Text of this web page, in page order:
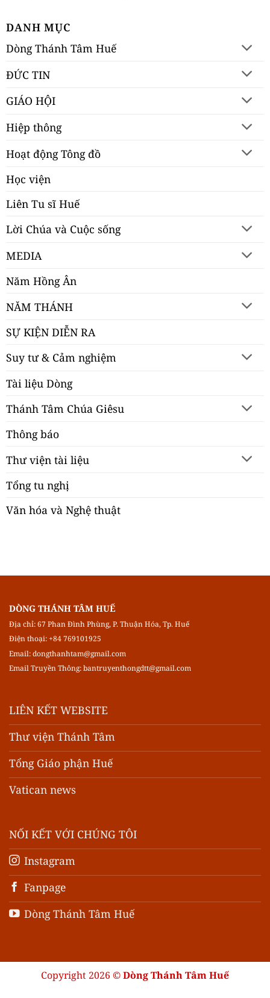
DANH MỤC
Dòng Thánh Tâm Huế
ĐỨC TIN
GIÁO HỘI
Hiệp thông
Hoạt động Tông đồ
Học viện
Liên Tu sĩ Huế
Lời Chúa và Cuộc sống
MEDIA
Năm Hồng Ân
NĂM THÁNH
SỰ KIỆN DIỄN RA
Suy tư & Cảm nghiệm
Tài liệu Dòng
Thánh Tâm Chúa Giêsu
Thông báo
Thư viện tài liệu
Tổng tu nghị
Văn hóa và Nghệ thuật
DÒNG THÁNH TÂM HUẾ
Địa chỉ: 67 Phan Đình Phùng, P. Thuận Hóa, Tp. Huế
Điện thoại: +84 769101925
Email:dongthanhtam@gmail.com
Email Truyền Thông:bantruyenthongdtt@gmail.com
LIÊN KẾT WEBSITE
Thư viện Thánh Tâm
Tổng Giáo phận Huế
Vatican news
NỐI KẾT VỚI CHÚNG TÔI
Instagram
Fanpage
Dòng Thánh Tâm Huế
Copyright 2026 ©Dòng Thánh Tâm Huế